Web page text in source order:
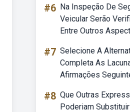
#6 Na Inspeção De
Veicular Serão
Entre Outros
#7 Selecione A
Completa As
Afirmações
#8 Que Outras
Poderiam